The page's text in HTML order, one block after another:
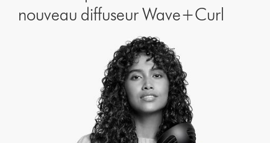
nouveau diffuseur Wave+Curl